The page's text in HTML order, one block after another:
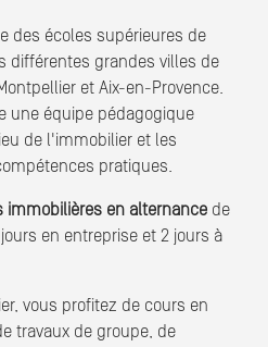
des écoles supérieures de
différentes grandes villes de
et Aix-en-Provence.
une équipe pédagogique
de l'immobilier et les
pratiques.
immobilières en alternance de
en entreprise et 2 jours à
vous profitez de cours en
travaux de groupe, de